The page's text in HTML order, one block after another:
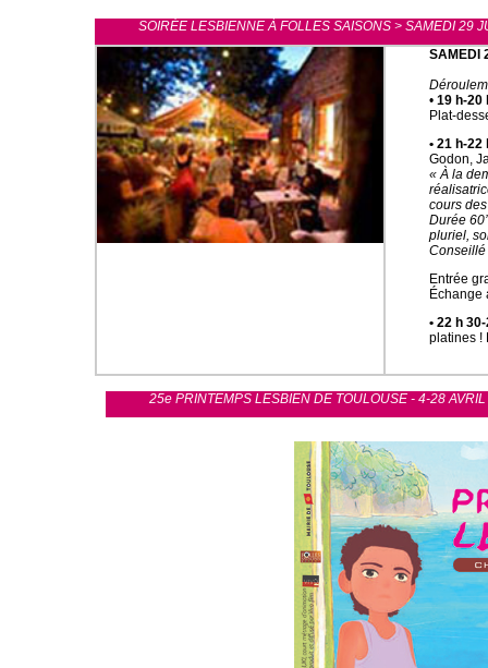
SOIRÉE LESBIENNE À FOLLES SAISONS > SAMEDI 29
SAMEDI
•19 h-20
Plat-
• 21 h-22
Godon,
« À la
cours
Durée
pluriel,
Conseillé
Entrée
Échange
• 22 h
platines !
25e PRINTEMPS LESBIEN DE TOULOUSE - 4-28